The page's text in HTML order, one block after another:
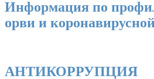
Информация по
орви и
АНТИКОРРУПЦИЯ